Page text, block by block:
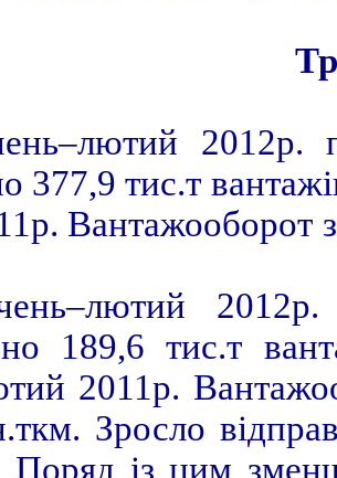
2012р.
377,9 тис.т
Вантажооборот
2012р.
189,6 тис.т
2011р.
Зросло
із цим